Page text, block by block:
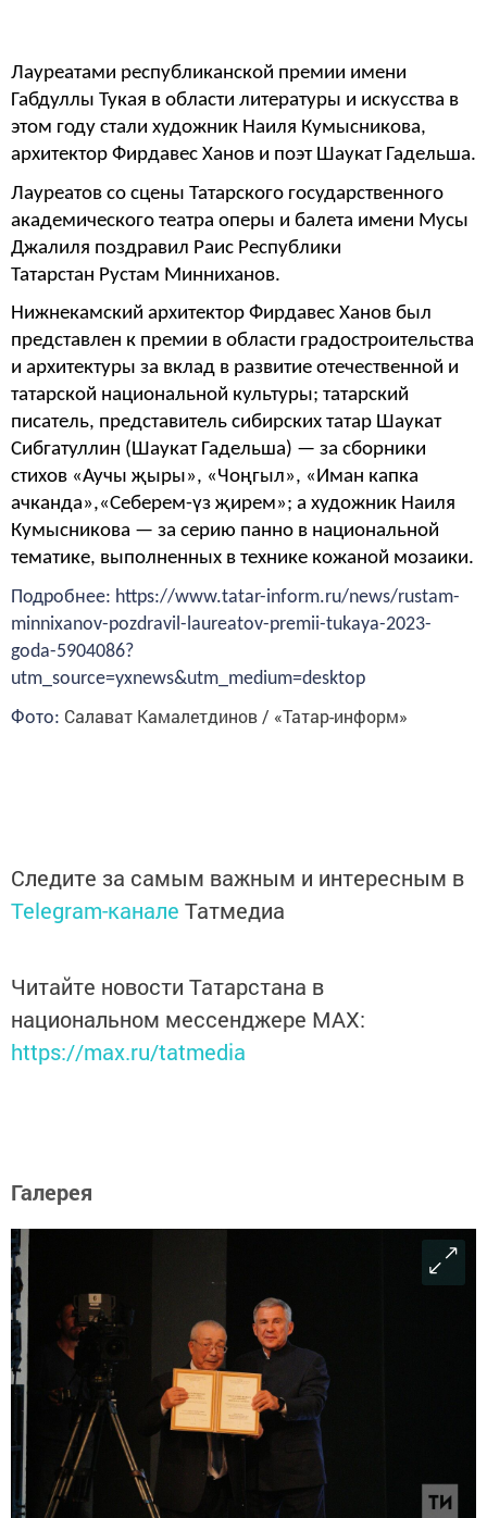
Лауреатами республиканской премии имени
Габдуллы Тукая в области литературы и искусства в
этом году стали художник Наиля Кумысникова,
архитектор Фирдавес Ханов и поэт Шаукат Гадельша.
Лауреатов со сцены Татарского государственного
академического театра оперы и балета имени Мусы
Джалиля поздравил Раис Республики
Татарстан Рустам Минниханов.
Нижнекамский архитектор Фирдавес Ханов был
представлен к премии в области градостроительства
и архитектуры за вклад в развитие отечественной и
татарской национальной культуры; татарский
писатель, представитель сибирских татар Шаукат
Сибгатуллин (Шаукат Гадельша) — за сборники
стихов «Аучы җыры», «Чоңгыл», «Иман капка
ачканда»,«Себерем-үз җирем»; а художник Наиля
Кумысникова — за серию панно в национальной
тематике, выполненных в технике кожаной мозаики.
Подробнее: https://www.tatar-inform.ru/news/rustam-
minnixanov-pozdravil-laureatov-premii-tukaya-2023-
goda-5904086?
utm_source=yxnews&utm_medium=desktop
Фото: Салават Камалетдинов / «Татар-информ»
Следите за самым важным и интересным в
Telegram-канале Татмедиа
Читайте новости Татарстана в
национальном мессенджере MАХ:
https://max.ru/tatmedia
Галерея